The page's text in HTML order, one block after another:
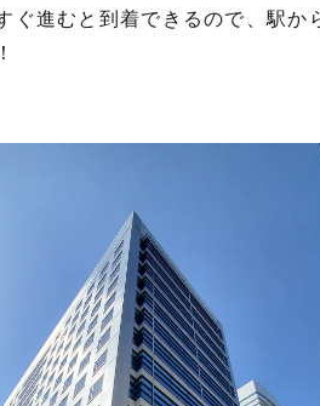
ぐ進むと到着できるので、駅か